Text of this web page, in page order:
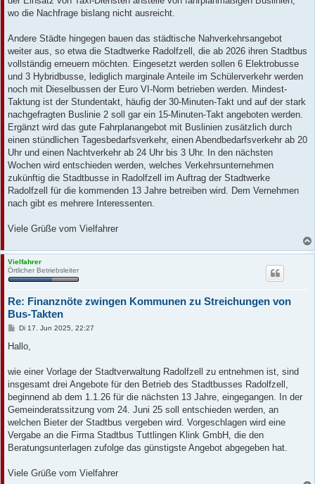
wo die Nachfrage bislang nicht ausreicht.
Andere Städte hingegen bauen das städtische Nahverkehrsangebot
weiter aus, so etwa die Stadtwerke Radolfzell, die ab 2026 ihren Stadtbus
vollständig erneuern möchten. Eingesetzt werden sollen 6 Elektrobusse
und 3 Hybridbusse, lediglich marginale Anteile im Schülerverkehr werden
noch mit Dieselbussen der Euro VI-Norm betrieben werden. Mindest-
Taktung ist der Stundentakt, häufig der 30-Minuten-Takt und auf der stark
nachgefragten Buslinie 2 soll gar ein 15-Minuten-Takt angeboten werden.
Ergänzt wird das gute Fahrplanangebot mit Buslinien zusätzlich durch
einen stündlichen Tagesbedarfsverkehr, einen Abendbedarfsverkehr ab 20
Uhr und einen Nachtverkehr ab 24 Uhr bis 3 Uhr. In den nächsten
Wochen wird entschieden werden, welches Verkehrsunternehmen
zukünftig die Stadtbusse in Radolfzell im Auftrag der Stadtwerke
Radolfzell für die kommenden 13 Jahre betreiben wird. Dem Vernehmen
nach gibt es mehrere Interessenten.
Viele Grüße vom Vielfahrer
Vielfahrer
Örtlicher Betriebsleiter
Re: Finanznöte zwingen Kommunen zu Streichungen von
Bus-Takten
B
i
a
Di 17. Jun 2025, 22:27
Hallo,
wie einer Vorlage der Stadtverwaltung Radolfzell zu entnehmen ist, sind
insgesamt drei Angebote für den Betrieb des Stadtbusses Radolfzell,
beginnend ab dem 1.1.26 für die nächsten 13 Jahre, eingegangen. In der
Gemeinderatssitzung vom 24. Juni 25 soll entschieden werden, an
welchen Bieter der Stadtbus vergeben wird. Vorgeschlagen wird eine
Vergabe an die Firma Stadtbus Tuttlingen Klink GmbH, die den
Beratungsunterlagen zufolge das günstigste Angebot abgegeben hat.
Viele Grüße vom Vielfahrer